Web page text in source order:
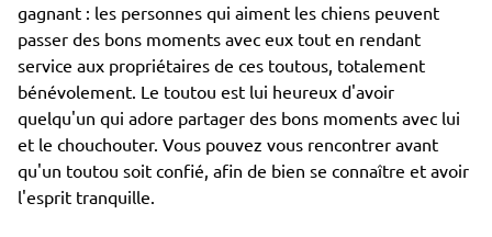
gagnant : les personnes qui aiment les chiens peuvent
passer des bons moments avec eux tout en rendant
service aux propriétaires de ces toutous, totalement
bénévolement. Le toutou est lui heureux d'avoir
quelqu'un qui adore partager des bons moments avec lui
et le chouchouter. Vous pouvez vous rencontrer avant
qu'un toutou soit confié, afin de bien se connaître et avoir
l'esprit tranquille.